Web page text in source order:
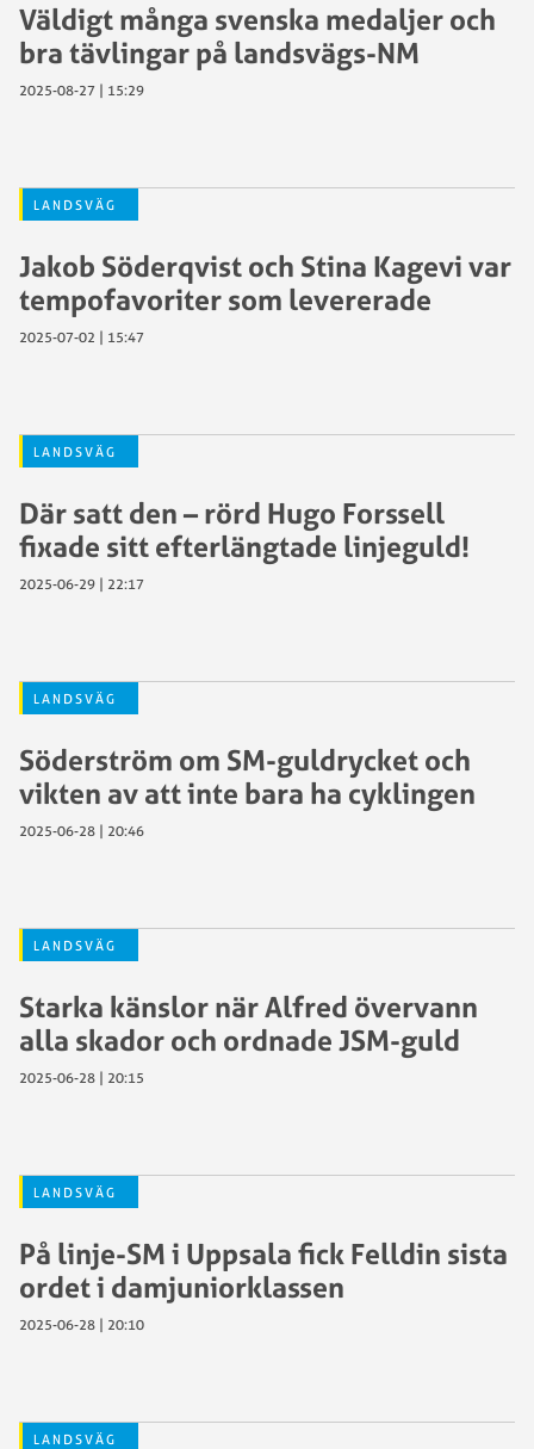
Väldigt många svenska medaljer och
bra tävlingar på landsvägs-NM
2025-08-27 | 15:29
LANDSVÄG
Jakob Söderqvist och Stina Kagevi var
tempofavoriter som levererade
2025-07-02 | 15:47
LANDSVÄG
Där satt den – rörd Hugo Forssell
fixade sitt efterlängtade linjeguld!
2025-06-29 | 22:17
LANDSVÄG
Söderström om SM-guldrycket och
vikten av att inte bara ha cyklingen
2025-06-28 | 20:46
LANDSVÄG
Starka känslor när Alfred övervann
alla skador och ordnade JSM-guld
2025-06-28 | 20:15
LANDSVÄG
På linje-SM i Uppsala fick Felldin sista
ordet i damjuniorklassen
2025-06-28 | 20:10
LANDSVÄG